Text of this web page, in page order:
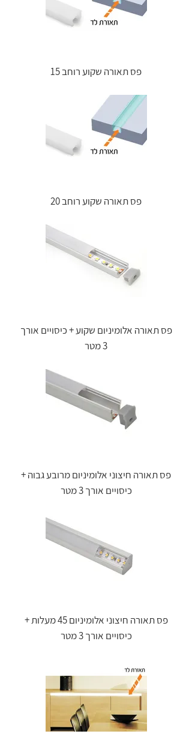
פס תאורה שקוע רוחב 15
פס תאורה שקוע רוחב 20
פס תאורה אלומיניום שקוע + כיסויים אורך
3 מטר
פס תאורה חיצוני אלומיניום מרובע גבוה +
כיסויים אורך 3 מטר
פס תאורה חיצוני אלומיניום 45 מעלות +
כיסויים אורך 3 מטר